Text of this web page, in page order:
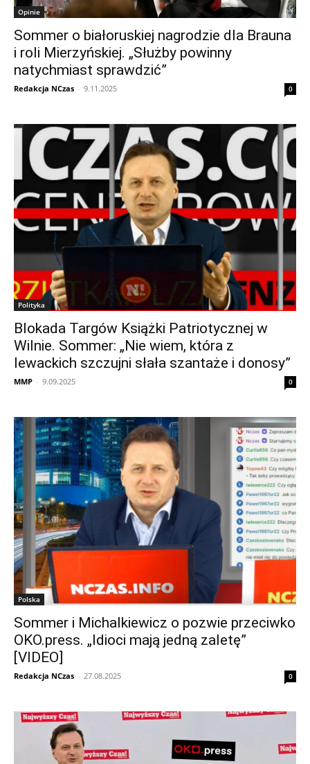
Opinie
Sommer o białoruskiej nagrodzie dla Brauna
i roli Mierzyńskiej. „Służby powinny
natychmiast sprawdzić”
Redakcja NCzas - 9.11.2025 0
Polityka
Blokada Targów Książki Patriotycznej w
Wilnie. Sommer: „Nie wiem, która z
lewackich szczujni słała szantaże i donosy”
MMP - 9.09.2025 0
Polska
Sommer i Michalkiewicz o pozwie przeciwko
OKO.press. „Idioci mają jedną zaletę”
[VIDEO]
Redakcja NCzas - 27.08.2025 0